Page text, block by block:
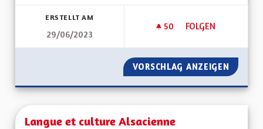
ERSTELLT AM
29/06/2023
50 50 FOLLOWER
FOLGEN
LANGUE ET
VORSCHLAG ANZEIGEN
Langue et culture Alsacienne